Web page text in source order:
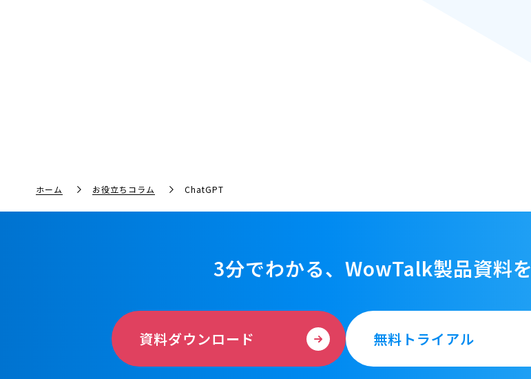
ホーム お役立ちコラム ChatGPT
3分でわかる、WowTalk製品資料を
資料ダウンロード 無料トライアル